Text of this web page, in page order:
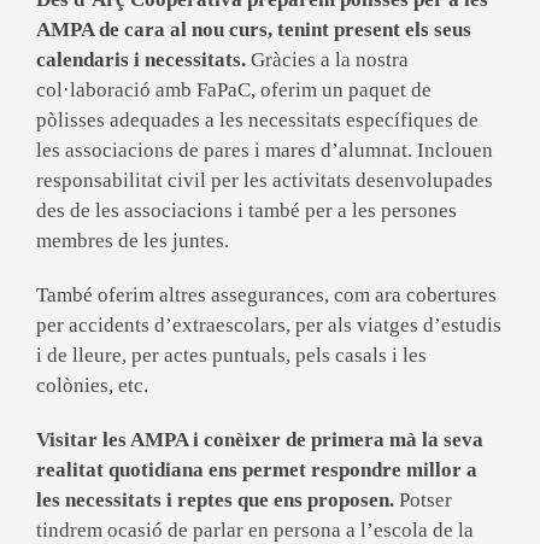
AMPA de cara al nou curs, tenint present els seus
calendaris i necessitats. Gràcies a la nostra
col·laboració amb FaPaC, oferim un paquet de
pòlisses adequades a les necessitats específiques de
les associacions de pares i mares d’alumnat. Inclouen
responsabilitat civil per les activitats desenvolupades
des de les associacions i també per a les persones
membres de les juntes.
També oferim altres assegurances, com ara cobertures
per accidents d’extraescolars, per als viatges d’estudis
i de lleure, per actes puntuals, pels casals i les
colònies, etc.
Visitar les AMPA i conèixer de primera mà la seva
realitat quotidiana ens permet respondre millor a
les necessitats i reptes que ens proposen. Potser
tindrem ocasió de parlar en persona a l’escola de la